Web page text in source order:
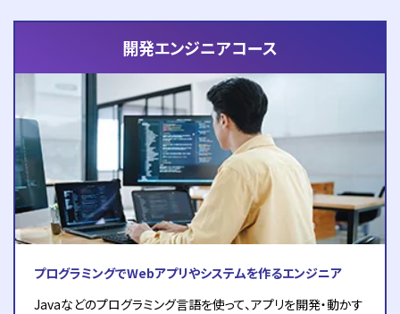
開発エンジニアコース
プログラミングでWebアプリやシステムを作るエンジニア
Javaなどのプログラミング言語を使って、アプリを開発・動かす